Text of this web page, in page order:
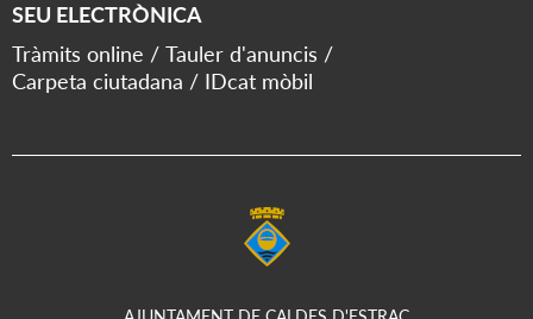
SEU ELECTRÒNICA
Tràmits online
Tauler d'anuncis
Carpeta ciutadana
IDcat mòbil